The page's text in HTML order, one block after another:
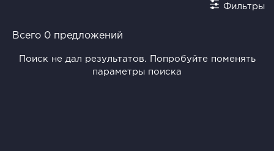
Фильтры
Всего 0 предложений
Поиск не дал результатов. Попробуйте поменять
параметры поиска